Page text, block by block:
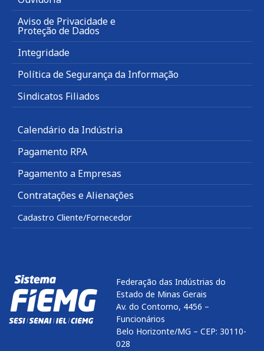
Aviso de Privacidade e
Proteção de Dados
Integridade
Política de Segurança da Informação
Sindicatos Filiados
Calendário da Indústria
Pagamento RPA
Pagamento a Empresas
Contratações e Alienações
Cadastro Cliente/Fornecedor
Federação das Indústrias do
Estado de Minas Gerais
Av. do Contorno, 4456 –
Funcionários
Belo Horizonte/MG – CEP: 30110-
028